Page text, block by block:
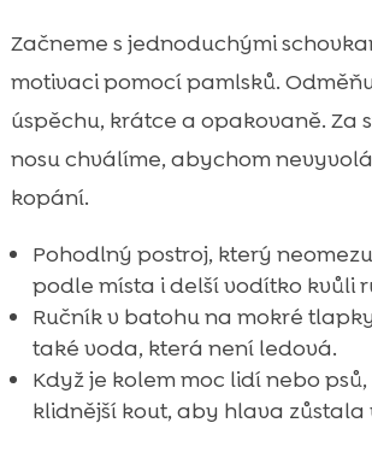
Začneme s jednoduchými
motivaci pomocí pamlsků.
úspěchu, krátce a opakovaně. Za
nosu chválíme, abychom
kopání.
Pohodlný postroj, který
podle místa i delší vodítko kvůli
Ručník v batohu na mokré
také voda, která není ledová.
Když je kolem moc lidí nebo
klidnější kout, aby hlava zůstala